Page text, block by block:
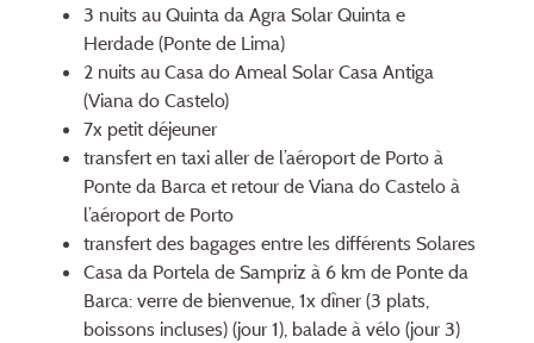
3 nuits au Quinta da Agra Solar Quinta e
Herdade (Ponte de Lima)
2 nuits au Casa do Ameal Solar Casa Antiga
(Viana do Castelo)
7x petit déjeuner
transfert en taxi aller de l’aéroport de Porto à
Ponte da Barca et retour de Viana do Castelo à
l’aéroport de Porto
transfert des bagages entre les différents Solares
Casa da Portela de Sampriz à 6 km de Ponte da
Barca: verre de bienvenue, 1x dîner (3 plats,
boissons incluses) (jour 1), balade à vélo (jour 3)